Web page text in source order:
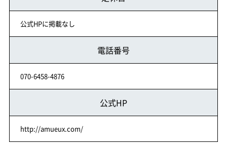
公式HPに掲載なし
電話番号
070-6458-4876
公式HP
http://amueux.com/